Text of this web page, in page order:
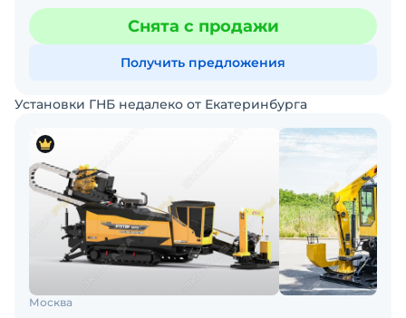
Снята с продажи
Получить предложения
Установки ГНБ недалеко от Екатеринбурга
Москва